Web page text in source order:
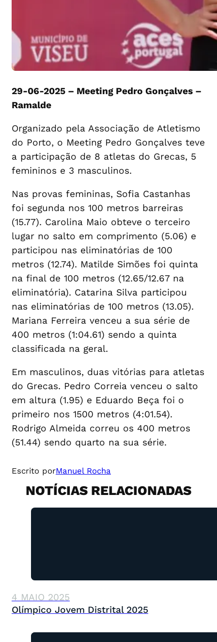
29-06-2025 – Meeting Pedro Gonçalves –
Ramalde
Organizado pela Associação de Atletismo
do Porto, o Meeting Pedro Gonçalves teve
a participação de 8 atletas do Grecas, 5
femininos e 3 masculinos.
Nas provas femininas, Sofia Castanhas
foi segunda nos 100 metros barreiras
(15.77). Carolina Maio obteve o terceiro
lugar no salto em comprimento (5.06) e
participou nas eliminatórias de 100
metros (12.74). Matilde Simões foi quinta
na final de 100 metros (12.65/12.67 na
eliminatória). Catarina Silva participou
nas eliminatórias de 100 metros (13.05).
Mariana Ferreira venceu a sua série de
400 metros (1:04.61) sendo a quinta
classificada na geral.
Em masculinos, duas vitórias para atletas
do Grecas. Pedro Correia venceu o salto
em altura (1.95) e Eduardo Beça foi o
primeiro nos 1500 metros (4:01.54).
Rodrigo Almeida correu os 400 metros
(51.44) sendo quarto na sua série.
Escrito porManuel Rocha
NOTÍCIAS RELACIONADAS
4 MAIO 2025
Olímpico Jovem Distrital 2025